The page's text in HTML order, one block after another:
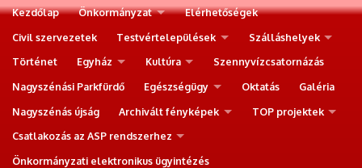
Kezdőlap Önkormányzat
Elérhetőségek
Civil szervezetek
Testvértelepülések
Szálláshelyek
Történet
Egyház Kultúra
Szennyvízcsatornázás
Nagyszénási Parkfürdő
Egészségügy Oktatás
Galéria
Nagyszénás újság
Archivált fényképek
TOP projektek
Csatlakozás az ASP rendszerhez
Önkormányzati elektronikus ügyintézés